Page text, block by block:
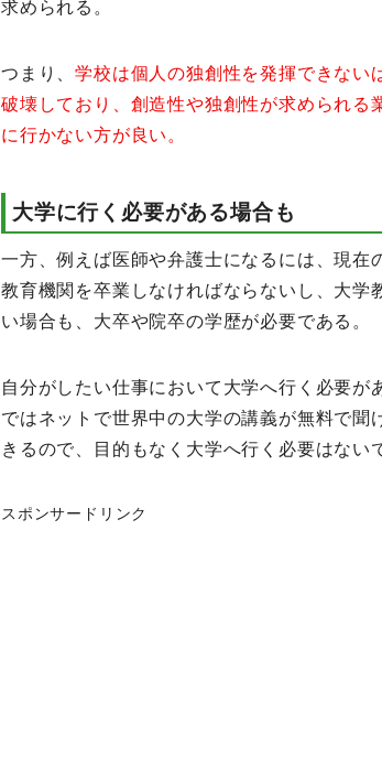
求められる。
つまり、学校は個人の独創性を発揮できない
破壊しており、創造性や独創性が求められる
に行かない方が良い。
大学に行く必要がある場合も
一方、例えば医師や弁護士になるには、現在
教育機関を卒業しなければならないし、大学
い場合も、大卒や院卒の学歴が必要である。
自分がしたい仕事において大学へ行く必要が
ではネットで世界中の大学の講義が無料で聞
きるので、目的もなく大学へ行く必要はない
スポンサードリンク